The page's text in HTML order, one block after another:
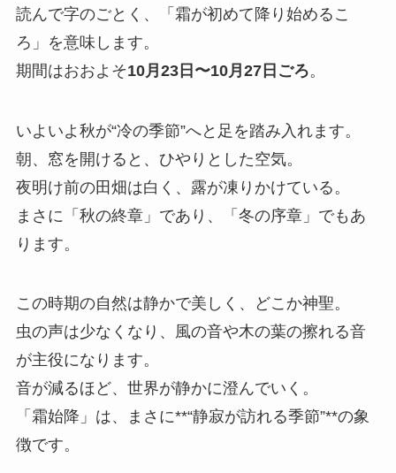
読んで字のごとく、「霜が初めて降り始めるこ
ろ」を意味します。
期間はおおよそ10月23日〜10月27日ごろ。
いよいよ秋が“冷の季節”へと足を踏み入れます。
朝、窓を開けると、ひやりとした空気。
夜明け前の田畑は白く、露が凍りかけている。
まさに「秋の終章」であり、「冬の序章」でもあ
ります。
この時期の自然は静かで美しく、どこか神聖。
虫の声は少なくなり、風の音や木の葉の擦れる音
が主役になります。
音が減るほど、世界が静かに澄んでいく。
「霜始降」は、まさに**“静寂が訪れる季節”**の象
徴です。